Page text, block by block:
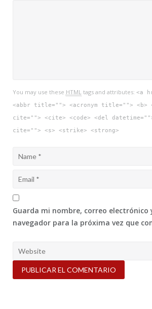
You may use these HTMLtags and attributes: <a
<abbr title=""> <acronym title=""> <b>
cite=""> <cite> <code> <del
cite=""> <s> <strike> <strong>
Guarda mi nombre, correo electrónico
navegador para la próxima vez que